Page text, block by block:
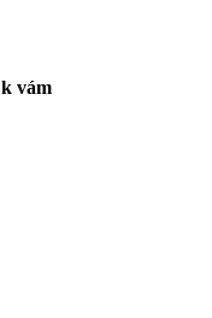
vám